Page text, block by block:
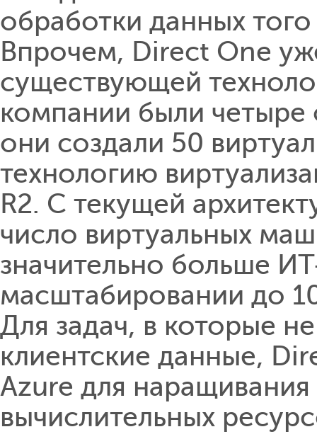
обработки данных
Впрочем, Direct One
существующей
компании были четыре
они создали 50
технологию
R2. С текущей
число виртуальных
значительно больше
масштабировании до
Для задач, в которые
клиентские данные,
Azure для
вычислительных